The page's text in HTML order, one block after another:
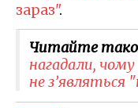
зараз".
Читайте
нагадали, чому
не з’являться